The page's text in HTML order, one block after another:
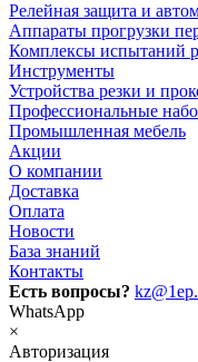
Релейная защита и
Аппараты прогрузки
Комплексы испытаний
Инструменты
Устройства резки и
Профессиональные
Промышленная мебель
Акции
О компании
Доставка
Оплата
Новости
База знаний
Контакты
Есть вопросы?
WhatsApp
×
Авторизация